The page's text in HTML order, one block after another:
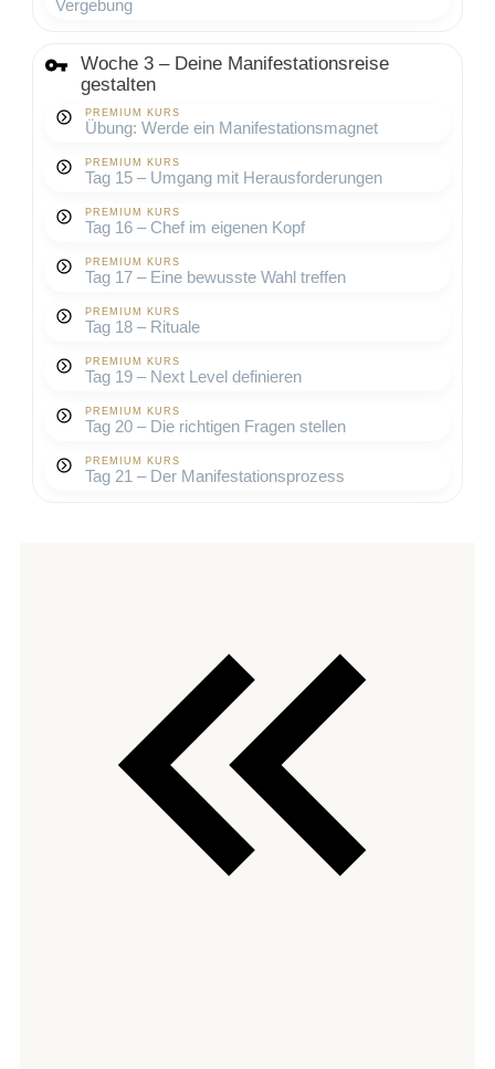
Vergebung
Woche 3 – Deine Manifestationsreise
gestalten
PREMIUM KURS
Übung: Werde ein Manifestationsmagnet
PREMIUM KURS
Tag 15 – Umgang mit Herausforderungen
PREMIUM KURS
Tag 16 – Chef im eigenen Kopf
PREMIUM KURS
Tag 17 – Eine bewusste Wahl treffen
PREMIUM KURS
Tag 18 – Rituale
PREMIUM KURS
Tag 19 – Next Level definieren
PREMIUM KURS
Tag 20 – Die richtigen Fragen stellen
PREMIUM KURS
Tag 21 – Der Manifestationsprozess